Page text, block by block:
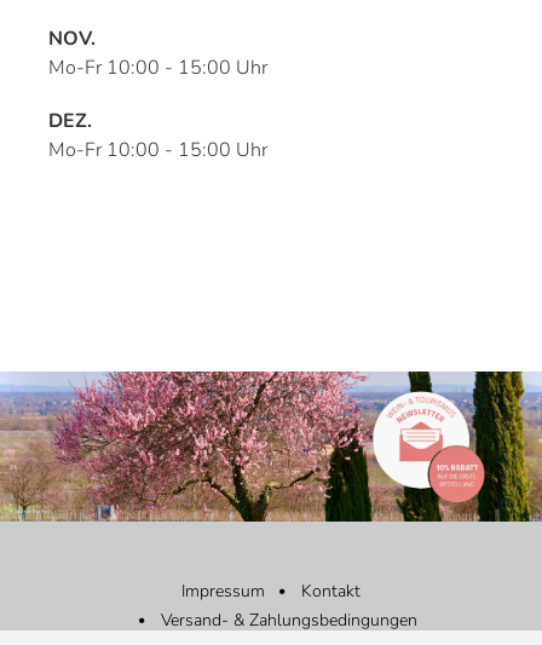
NOV.
Mo-Fr 10:00 - 15:00 Uhr
DEZ.
Mo-Fr 10:00 - 15:00 Uhr
Impressum
Kontakt
Versand- & Zahlungsbedingungen